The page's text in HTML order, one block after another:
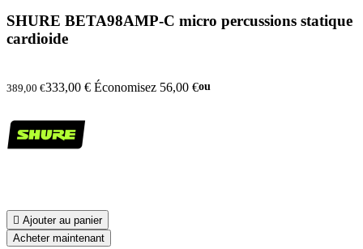
SHURE BETA98AMP-C micro percussions statique
cardioide
389,00 €333,00 € Économisez 56,00 €ou
 Ajouter au panier
Acheter maintenant